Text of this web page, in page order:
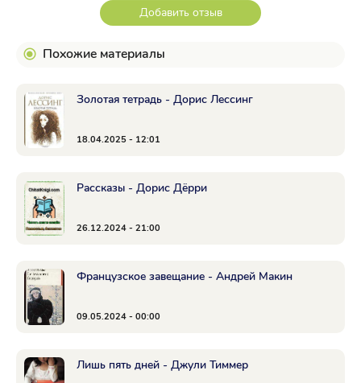
Добавить отзыв
Похожие материалы
Золотая тетрадь - Дорис Лессинг
18.04.2025 - 12:01
Рассказы - Дорис Дёрри
26.12.2024 - 21:00
Французское завещание - Андрей Макин
09.05.2024 - 00:00
Лишь пять дней - Джули Тиммер